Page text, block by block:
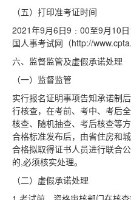
（五）打印准考证时间
2021年9月6日9﹕00至9月10
国人事考试网（http://
六、监督监管及虚假承诺处理
（一）监督监管
实行报名证明事项告知承诺制
行核查，在考前、考中、考后
核查、随机抽查、考后核查等
合格标准发布后，由省住房和
合格拟取得证书人员进行联合
的,必须核实处理。
（二）虚假承诺处理